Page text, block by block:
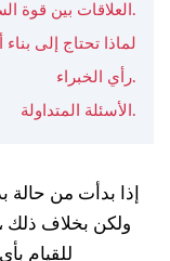
العلاقات بين قوة الساقين والتوازن وطول العمر.
لماذا تحتاج إلى
رأي الخبراء.
الأسئلة المتداولة.
إذا بدأت من حالة
ولكن بخلاف ذلك
للقيام